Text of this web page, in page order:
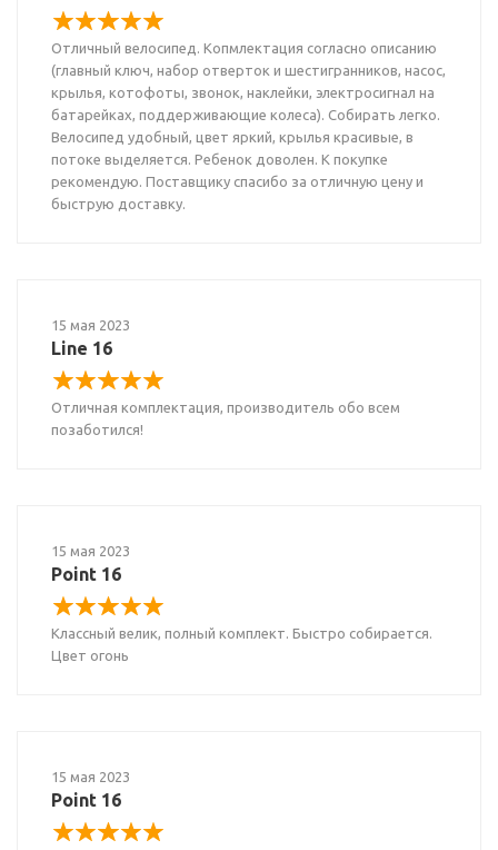
Отличный велосипед. Копмлектация согласно описанию
(главный ключ, набор отверток и шестигранников, насос,
крылья, котофоты, звонок, наклейки, электросигнал на
батарейках, поддерживающие колеса). Собирать легко.
Велосипед удобный, цвет яркий, крылья красивые, в
потоке выделяется. Ребенок доволен. К покупке
рекомендую. Поставщику спасибо за отличную цену и
быструю доставку.
15 мая 2023
Line 16
Отличная комплектация, производитель обо всем
позаботился!
15 мая 2023
Point 16
Классный велик, полный комплект. Быстро собирается.
Цвет огонь
15 мая 2023
Point 16